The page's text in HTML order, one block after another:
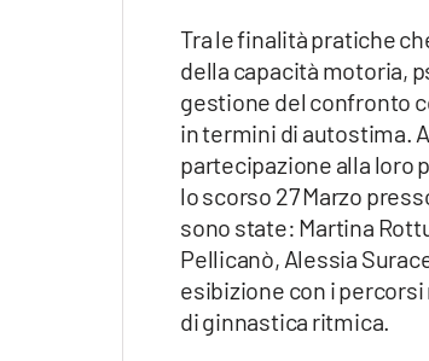
Tra le finalità pratiche
della capacità motoria,
gestione del confronto
in termini di autostima.
partecipazione alla loro
lo scorso 27 Marzo
sono state: Martina
Pellicanò, Alessia
esibizione con i
di ginnastica ritmica.